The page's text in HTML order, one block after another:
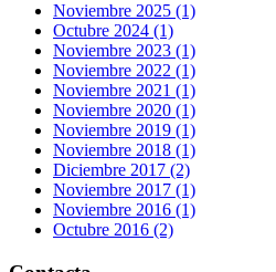
Noviembre 2025 (1)
Octubre 2024 (1)
Noviembre 2023 (1)
Noviembre 2022 (1)
Noviembre 2021 (1)
Noviembre 2020 (1)
Noviembre 2019 (1)
Noviembre 2018 (1)
Diciembre 2017 (2)
Noviembre 2017 (1)
Noviembre 2016 (1)
Octubre 2016 (2)